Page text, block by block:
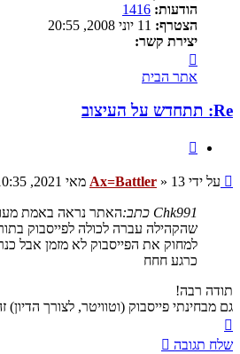
הודעות: 1416
הצטרף:
יצירת קשר:
קשר
עם
Ax=Battler
אתר הבית
Re: תתחדש על העיצוב
שליחה
על ידי Ax=Battler » 13 מאי 2021, 10:35
Chk991 כתב:
האתר נראה באמת
שהקהילה עברה לכולה לפייסבוק
למחוק את הפייסבוק לא מזמן אבל
כרגע חחח
תודה רבה!
גם מבחינתי פייסבוק (וטוויטר, לצורך
למעלה
שלח תגובה